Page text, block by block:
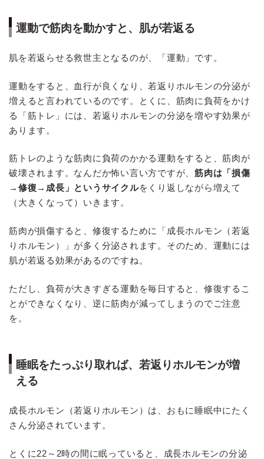
運動で筋肉を動かすと、肌が若返る
肌を若返らせる救世主となるのが、「運動」です。
運動をすると、血行が良くなり、若返りホルモンの分泌が
増えると言われているのです。とくに、筋肉に負荷をかけ
る「筋トレ」には、若返りホルモンの分泌を増やす効果が
あります。
筋トレのような筋肉に負荷のかかる運動をすると、筋肉が
破壊されます。なんだか怖い言い方ですが、筋肉は「損傷
→修復→成長」というサイクルをくり返しながら増えて
（大きくなって）いきます。
筋肉が損傷すると、修復するために「成長ホルモン（若返
りホルモン）」が多く分泌されます。そのため、運動には
肌が若返る効果があるのですね。
ただし、負荷が大きすぎる運動を毎日すると、修復するこ
とができなくなり、逆に筋肉が減ってしまうのでご注意
を。
睡眠をたっぷり取れば、若返りホルモンが増
える
成長ホルモン（若返りホルモン）は、おもに睡眠中にたく
さん分泌されています。
とくに22～2時の間に眠っていると、成長ホルモンの分泌